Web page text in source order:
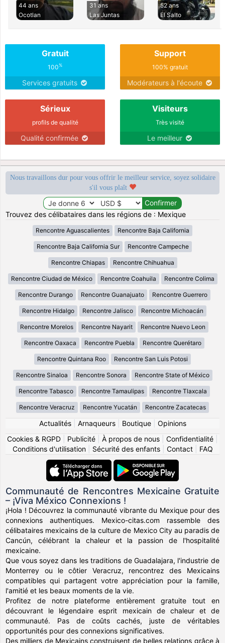
44 ans
Ocotlan
31 ans
Las Juntas
52 ans
El Salto
Gratuit
100%
Services gratuits
Support
100% gratuit
Modérateurs à l'écoute
Sérieux
profils de qualité
Qualité confirmée
Visiteurs
Très visité
Le meilleur
Nous travaillons dur pour vous offrir le meilleur service, soyez solidaire
s'il vous plaît
Trouvez des célibataires dans les régions de : Mexique
Rencontre Aguascalientes Rencontre Baja California
Rencontre Baja California Sur Rencontre Campeche
Rencontre Chiapas Rencontre Chihuahua
Rencontre Ciudad de México Rencontre Coahuila Rencontre Colima
Rencontre Durango Rencontre Guanajuato Rencontre Guerrero
Rencontre Hidalgo Rencontre Jalisco Rencontre Michoacán
Rencontre Morelos Rencontre Nayarit Rencontre Nuevo Leon
Rencontre Oaxaca Rencontre Puebla Rencontre Querétaro
Rencontre Quintana Roo Rencontre San Luis Potosi
Rencontre Sinaloa Rencontre Sonora Rencontre State of México
Rencontre Tabasco Rencontre Tamaulipas Rencontre Tlaxcala
Rencontre Veracruz Rencontre Yucatán Rencontre Zacatecas
Actualités| Arnaqueurs| Boutique| Opinions
Cookies & RGPD
Publicité À propos de nous Confidentialité
Conditions d'utilisation| Sécurité des enfants| Contact| FAQ
Communauté de Rencontres Mexicaine Gratuite
– ¡Viva México Connexions !
¡Hola ! Découvrez la communauté vibrante du Mexique pour des
connexions authentiques. Mexico-citas.com rassemble des
célibataires mexicains de la culture de Mexico City au paradis de
Cancún, célébrant la chaleur et la passion de l'hospitalité
mexicaine.
Que vous soyez dans les traditions de Guadalajara, l'industrie de
Monterrey ou le côtier Veracruz, rencontrez des Mexicains
compatibles qui partagent votre appréciation pour la famille,
l'amitié et les beaux moments de la vie.
Profitez de notre plateforme entièrement gratuite tout en
découvrant le légendaire esprit mexicain de chaleur et de
communauté. Pas de coûts cachés, juste de véritables
opportunités pour des connexions significatives.
Des milliers de Mexicains construisent de belles relations grâce à